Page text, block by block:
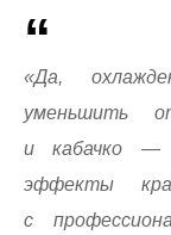
«Да,
уменьшить
и кабачко —
эффекты
с